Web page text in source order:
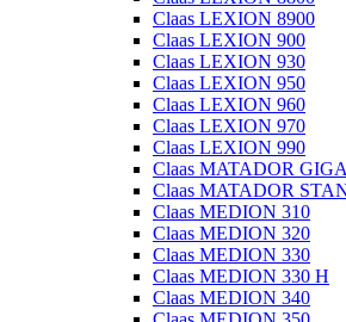
Claas LEXION 8900
Claas LEXION 900
Claas LEXION 930
Claas LEXION 950
Claas LEXION 960
Claas LEXION 970
Claas LEXION 990
Claas MATADOR
Claas MATADOR
Claas MEDION 310
Claas MEDION 320
Claas MEDION 330
Claas MEDION 330 H
Claas MEDION 340